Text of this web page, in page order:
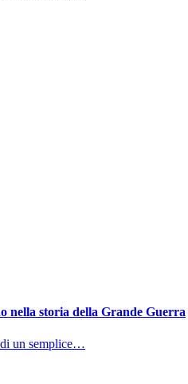
nella storia della Grande Guerra
un semplice…